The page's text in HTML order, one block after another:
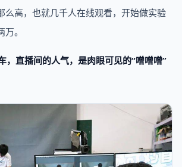
么高，也就几千人在线观看，开始做实验
。
直播间的人气，是肉眼可见的“噌噌噌”